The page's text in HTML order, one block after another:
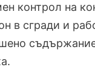
контрол на
в сгради и